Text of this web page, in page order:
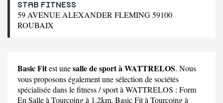
STAB FITNESS
59 AVENUE ALEXANDER FLEMING 59100
ROUBAIX
Basic Fitest unesalle de sport à WATTRELOS. Nous
vous proposons également une sélection de sociétés
spécialisée dans le fitness / sport à WATTRELOS : Form
En Salleà Tourcoing à 1.2km, Basic Fità Tourcoing à